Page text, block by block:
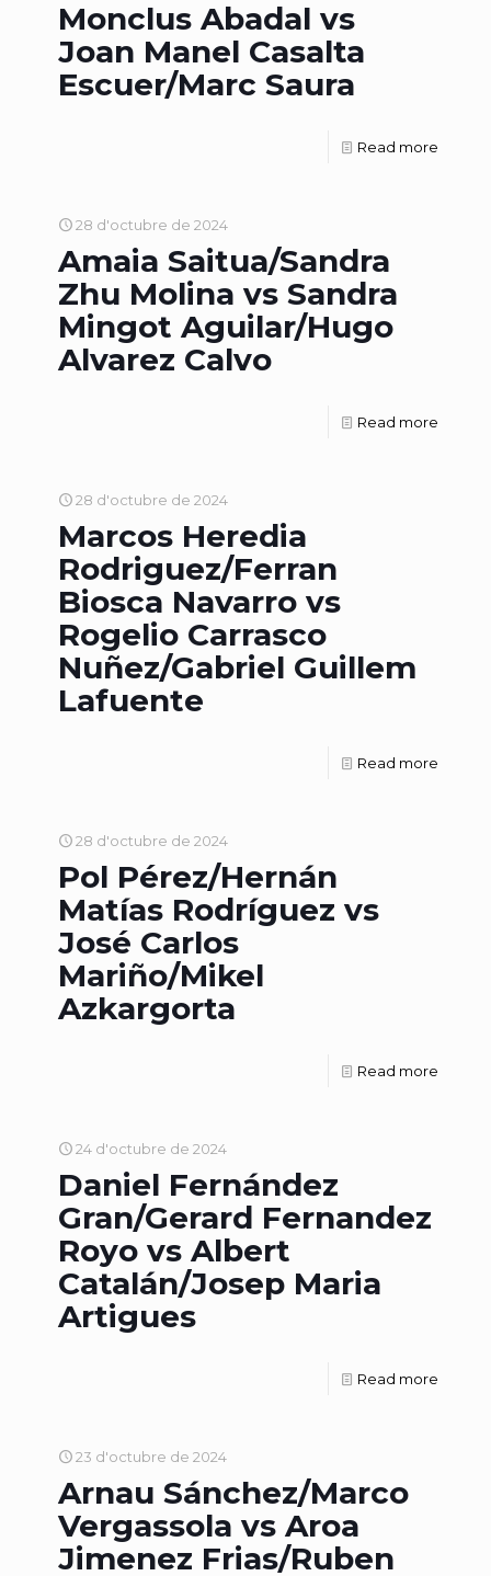
Monclus Abadal vs
Joan Manel Casalta
Escuer/Marc Saura
Read more
28 d'octubre de 2024
Amaia Saitua/Sandra
Zhu Molina vs Sandra
Mingot Aguilar/Hugo
Alvarez Calvo
Read more
28 d'octubre de 2024
Marcos Heredia
Rodriguez/Ferran
Biosca Navarro vs
Rogelio Carrasco
Nuñez/Gabriel Guillem
Lafuente
Read more
28 d'octubre de 2024
Pol Pérez/Hernán
Matías Rodríguez vs
José Carlos
Mariño/Mikel
Azkargorta
Read more
24 d'octubre de 2024
Daniel Fernández
Gran/Gerard Fernandez
Royo vs Albert
Catalán/Josep Maria
Artigues
Read more
23 d'octubre de 2024
Arnau Sánchez/Marco
Vergassola vs Aroa
Jimenez Frias/Ruben